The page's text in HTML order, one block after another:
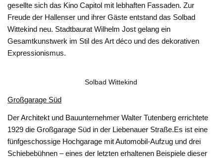
gesellte sich das Kino Capitol mit lebhaften Fassaden. Zur
Freude der Hallenser und ihrer Gäste entstand das Solbad
Wittekind neu. Stadtbaurat Wilhelm Jost gelang ein
Gesamtkunstwerk im Stil des Art déco und des dekorativen
Expressionismus.
Solbad Wittekind
Großgarage Süd
Der Architekt und Bauunternehmer Walter Tutenberg errichtete
1929 die Großgarage Süd in der Liebenauer Straße.Es ist eine
fünfgeschossige Hochgarage mit Automobil-Aufzug und drei
Schiebebühnen – eines der letzten erhaltenen Beispiele dieser